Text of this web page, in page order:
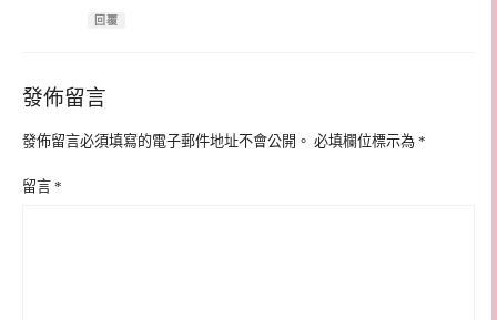
回覆
發佈留言
發佈留言必須填寫的電子郵件地址不會公開。 必填欄位標示為 *
留言 *